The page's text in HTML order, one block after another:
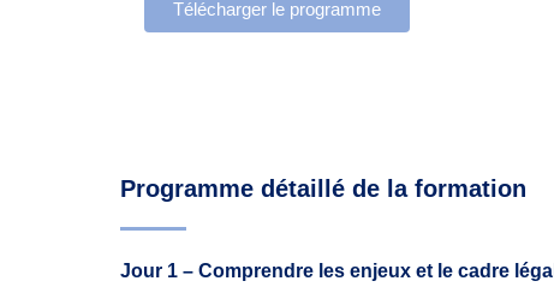
Télécharger le programme
Programme détaillé de la formation
Jour 1 – Comprendre les enjeux et le cadre légal